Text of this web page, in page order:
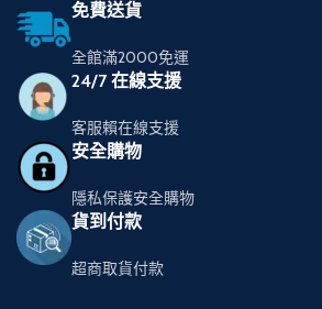
免費送貨
全館滿2000免運
24/7 在線支援
客服賴在線支援
安全購物
隱私保護安全購物
貨到付款
超商取貨付款